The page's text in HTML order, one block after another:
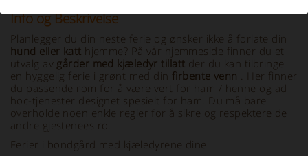
Info og Beskrivelse
Planlegger du din neste ferie og ønsker ikke å forlate din
hund eller katt hjemme? På vår hjemmeside finner du et
utvalg av gårder med kjæledyr tillatt der du kan tilbringe
en hyggelig ferie i grønt med din firbente venn . Her finner
du passende rom for å være vert for ham / henne og ad
hoc-tjenester designet spesielt for ham. Du må bare
overholde noen enkle regler for å sikre og respektere de
andre gjestenees ro.
Ferier i bondgård med kjæledyrene dine